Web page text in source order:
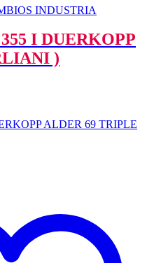
INDUSTRIA
I DUERKOPP
)
ALDER 69 TRIPLE